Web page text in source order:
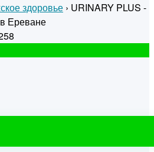
здоровье › URINARY PLUS -
Ереване